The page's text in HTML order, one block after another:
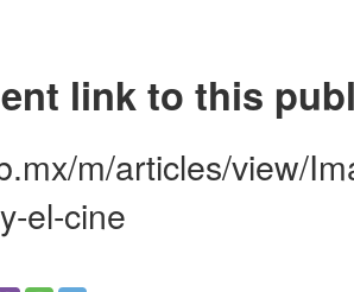
link to this
m/articles/view/
el-cine